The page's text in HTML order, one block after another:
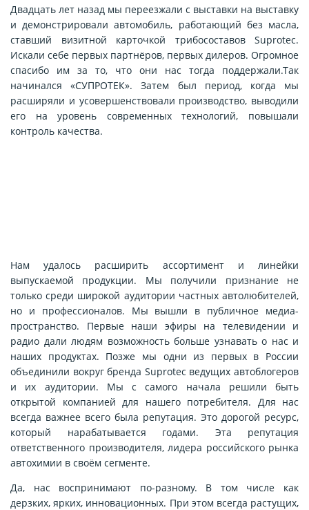
Двадцать лет назад мы переезжали с выставки на выставку
и демонстрировали автомобиль, работающий без масла,
ставший визитной карточкой трибосоставов Suprotec.
Искали себе первых партнёров, первых дилеров. Огромное
спасибо им за то, что они нас тогда поддержали.Так
начинался «СУПРОТЕК». Затем был период, когда мы
расширяли и усовершенствовали производство, выводили
его на уровень современных технологий, повышали
контроль качества.
Нам удалось расширить ассортимент и линейки
выпускаемой продукции. Мы получили признание не
только среди широкой аудитории частных автолюбителей,
но и профессионалов. Мы вышли в публичное медиа-
пространство. Первые наши эфиры на телевидении и
радио дали людям возможность больше узнавать о нас и
наших продуктах. Позже мы одни из первых в России
объединили вокруг бренда Suprotec ведущих автоблогеров
и их аудитории. Мы с самого начала решили быть
открытой компанией для нашего потребителя. Для нас
всегда важнее всего была репутация. Это дорогой ресурс,
который нарабатывается годами. Эта репутация
ответственного производителя, лидера российского рынка
автохимии в своём сегменте.
Да, нас воспринимают по-разному. В том числе как
дерзких, ярких, инновационных. При этом всегда растущих,